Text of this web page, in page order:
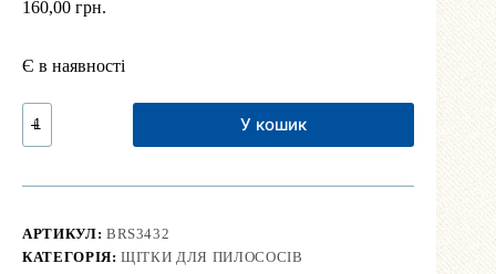
160,00 грн.
Є в наявності
Щітка
щілинна
(без
32
34
мм
У кошик
АРТИКУЛ: BRS3432
КАТЕГОРІЯ:ЩІТКИ ДЛЯ ПИЛОСОСІВ